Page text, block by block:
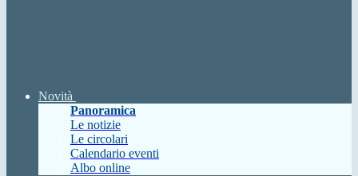
Novità
Panoramica
Le notizie
Le circolari
Calendario eventi
Albo online